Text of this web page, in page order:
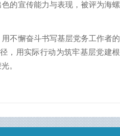
的宣传能力与表现，被评为海螺
不懈奋斗书写基层党务工作者的
，用实际行动为筑牢基层党建根
。